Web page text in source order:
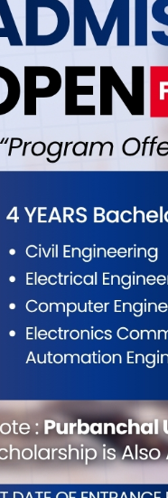
गरेसँगै मृत्यु भएको
२५ वर्षीय
नियन्त्रणमा लिएको छ
३० वर्षीय तिर्थ
उनीहरु भारतीय
अनुसार
र
थिए। प्रहरी
टिपाएका थिए ।
आरोपी प्रिन्सको
भारत प्रहरीको समेत
उपरीक्षक
चारजनाले घटनामा कसुर
सुक्ष्म रुपमा